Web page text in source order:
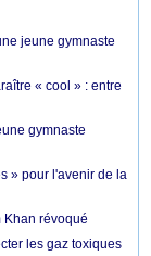
jeune gymnaste
« cool » : entre
gymnaste
» pour l'avenir de la
Khan révoqué
les gaz toxiques